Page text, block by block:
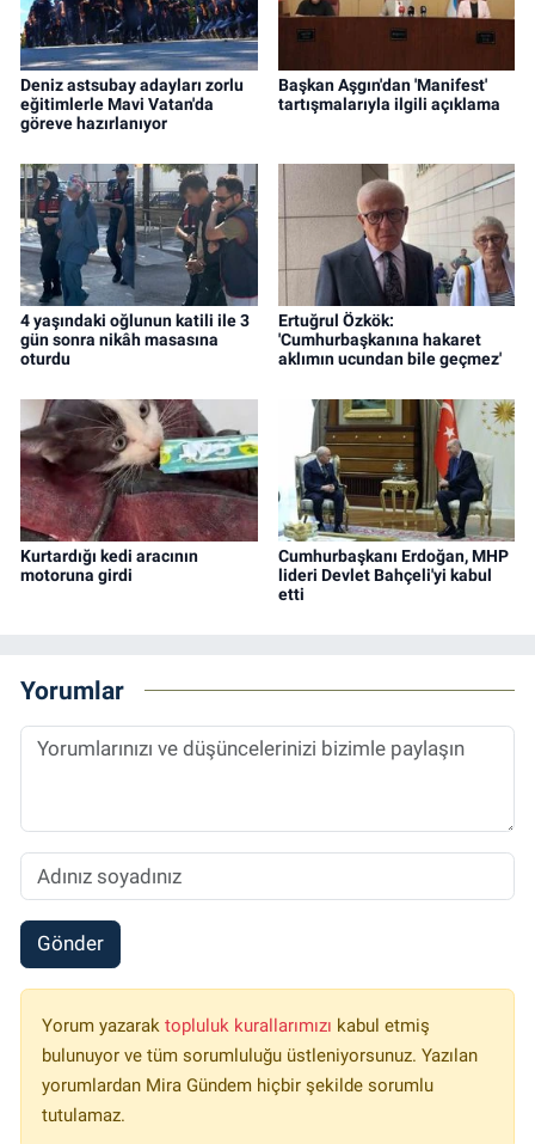
Deniz astsubay adayları zorlu
eğitimlerle Mavi Vatan'da
göreve hazırlanıyor
Başkan Aşgın'dan 'Manifest'
tartışmalarıyla ilgili açıklama
4 yaşındaki oğlunun katili ile 3
gün sonra nikâh masasına
oturdu
Ertuğrul Özkök:
'Cumhurbaşkanına hakaret
aklımın ucundan bile geçmez'
Kurtardığı kedi aracının
motoruna girdi
Cumhurbaşkanı Erdoğan, MHP
lideri Devlet Bahçeli'yi kabul
etti
Yorumlar
Gönder
Yorum yazarak topluluk kurallarımızı kabul etmiş
bulunuyor ve tüm sorumluluğu üstleniyorsunuz. Yazılan
yorumlardan Mira Gündem hiçbir şekilde sorumlu
tutulamaz.